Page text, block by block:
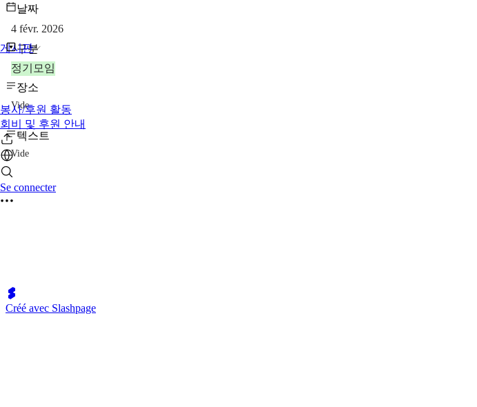
게시판
봉사/후원 활동
회비 및 후원 안내
Se connecter
날짜
4 févr. 2026
구분
정기모임
장소
Vide
텍스트
Vide
Créé avec Slashpage